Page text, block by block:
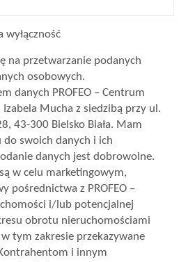
PROMOCJE
WYŁĄCZNOŚĆ
Kontakt
wyłączność
na przetwarzanie podanych
osobowych.
danych PROFEO – Centrum
Mucha z siedzibą przy ul.
43-300 Bielsko Biała. Mam
swoich danych i ich
danych jest dobrowolne.
w celu marketingowym,
pośrednictwa z PROFEO –
i/lub potencjalnej
obrotu nieruchomościami
tym zakresie przekazywane
i innym